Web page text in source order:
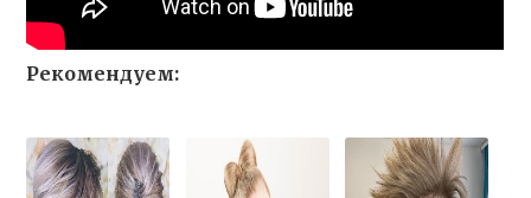
Рекомендуем: